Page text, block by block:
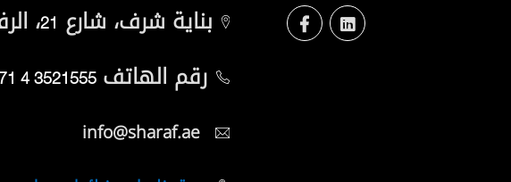
بناية شرف، شارع 21،
رقم الهاتف 4 3521555
info@sharaf.ae